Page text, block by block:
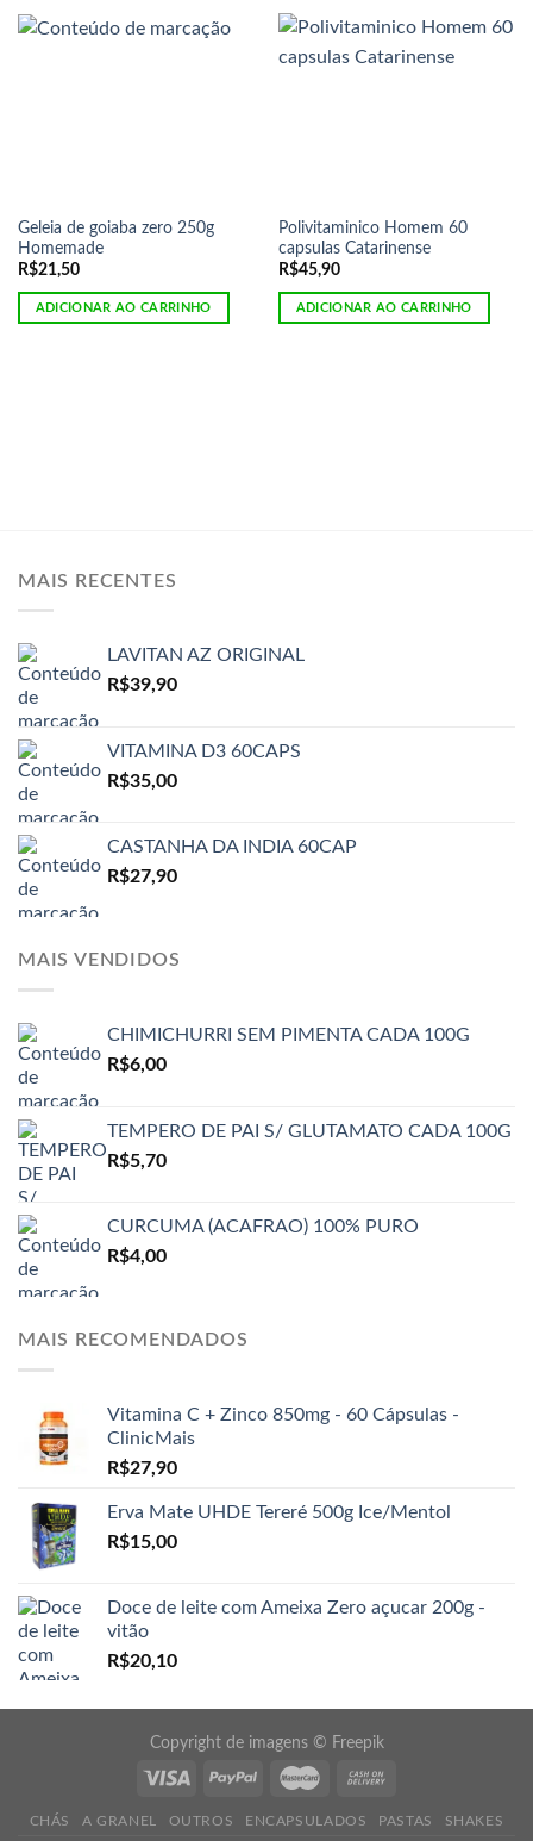
Geleia de goiaba zero 250g
Homemade
R$21,50
ADICIONAR AO CARRINHO
Polivitaminico Homem 60
capsulas Catarinense
R$45,90
ADICIONAR AO CARRINHO
MAIS RECENTES
LAVITAN AZ ORIGINAL
R$39,90
VITAMINA D3 60CAPS
R$35,00
CASTANHA DA INDIA 60CAP
R$27,90
MAIS VENDIDOS
CHIMICHURRI SEM PIMENTA CADA 100G
R$6,00
TEMPERO DE PAI S/ GLUTAMATO CADA 100G
R$5,70
CURCUMA (ACAFRAO) 100% PURO
R$4,00
MAIS RECOMENDADOS
Vitamina C + Zinco 850mg - 60 Cápsulas -
ClinicMais
R$27,90
Erva Mate UHDE Tereré 500g Ice/Mentol
R$15,00
Doce de leite com Ameixa Zero açucar 200g -
vitão
R$20,10
Copyright de imagens © Freepik
CHÁS A GRANEL OUTROS ENCAPSULADOS PASTAS SHAKES